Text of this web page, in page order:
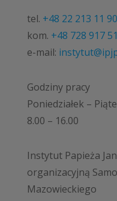
tel. +48 22 213 11 90
kom. +48 728 917
e-mail:
Godziny pracy
Poniedziałek –
8.00 – 16.00
Instytut Papieża
organizacyjną
Mazowieckiego